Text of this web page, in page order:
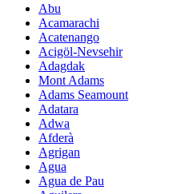
Abu
Acamarachi
Acatenango
Acigöl-Nevsehir
Adagdak
Mont Adams
Adams Seamount
Adatara
Adwa
Afderà
Agrigan
Agua
Agua de Pau